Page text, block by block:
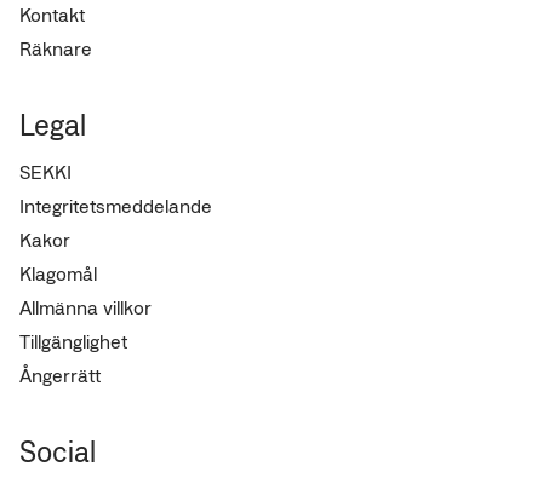
Kontakt
Räknare
Legal
SEKKI
Integritetsmeddelande
Kakor
Klagomål
Allmänna villkor
Tillgänglighet
Ångerrätt
Social